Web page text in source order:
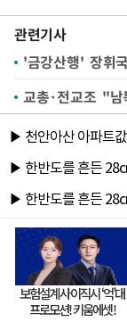
관련기사
교총·전교조 "